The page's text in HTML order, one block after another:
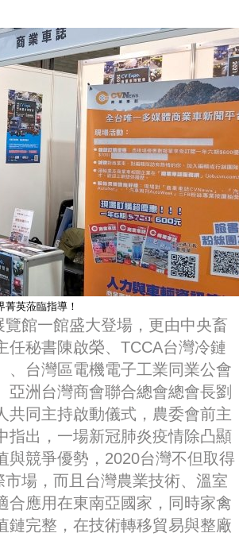
英蒞臨指導！
館一館盛大登場，更由中央畜
任秘書陳啟榮、TCCA台灣冷鏈
、台灣區電機電子工業同業公會
洲台灣商會聯合總會總會長劉
共同主持啟動儀式，農委會前主
指出，一場新冠肺炎疫情除凸顯
與競爭優勢，2020台灣不但取得
場，而且台灣農業技術、溫室
合應用在東南亞國家，同時家禽
鏈完整，在技術轉移貿易與整廠